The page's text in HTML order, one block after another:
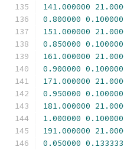
141.000000
0.800000 0.100000
151.000000
0.850000 0.100000
161.000000
0.900000 0.100000
171.000000
0.950000 0.100000
181.000000
1.000000 0.100000
191.000000
0.050000 0.133333